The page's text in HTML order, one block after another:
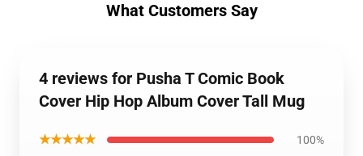
What Customers Say
4 reviews for Pusha T Comic Book
Cover Hip Hop Album Cover Tall Mug
★★★★★ 100%